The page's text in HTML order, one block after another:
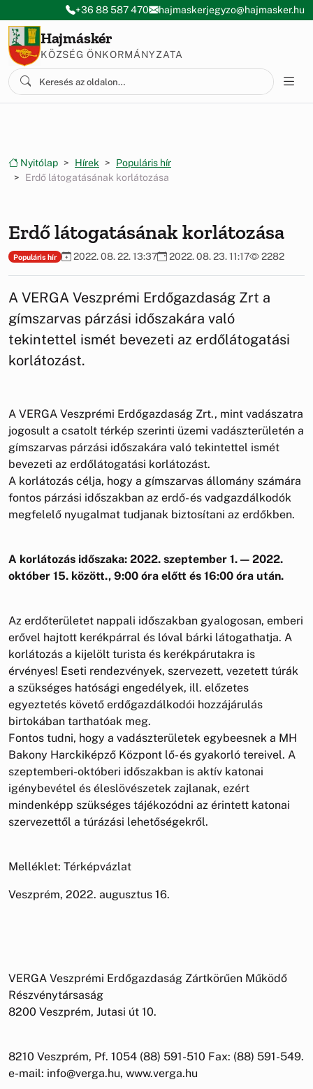
Ugrás a menüre
Ugrás a tartalomra
+36 88 587 470 hajmaskerjegyzo@hajmasker.hu
Hajmáskér
KÖZSÉG ÖNKORMÁNYZATA
Nyitólap Hírek
Populáris hír
Erdő látogatásának korlátozása
Erdő látogatásának korlátozása
Populáris hír 2022. 08. 22. 13:37 2022. 08. 23. 11:17 2282
A VERGA Veszprémi Erdőgazdaság Zrt a
gímszarvas párzási időszakára való
tekintettel ismét bevezeti az erdőlátogatási
korlátozást.
A VERGA Veszprémi Erdőgazdaság Zrt., mint vadászatra
jogosult a csatolt térkép szerinti üzemi vadászterületén a
gímszarvas párzási időszakára való tekintettel ismét
bevezeti az erdőlátogatási korlátozást.
A korlátozás célja, hogy a gímszarvas állomány számára
fontos párzási időszakban az erdő- és vadgazdálkodók
megfelelő nyugalmat tudjanak biztosítani az erdőkben.
A korlátozás időszaka: 2022. szeptember 1. — 2022.
október 15. között., 9:00 óra előtt és 16:00 óra után.
Az erdőterületet nappali időszakban gyalogosan, emberi
erővel hajtott kerékpárral és lóval bárki látogathatja. A
korlátozás a kijelölt turista és kerékpárutakra is
érvényes! Eseti rendezvények, szervezett, vezetett túrák
a szükséges hatósági engedélyek, ill. előzetes
egyeztetés követő erdőgazdálkodói hozzájárulás
birtokában tarthatóak meg.
Fontos tudni, hogy a vadászterületek egybeesnek a MH
Bakony Harckiképző Központ lő- és gyakorló tereivel. A
szeptemberi-októberi időszakban is aktív katonai
igénybevétel és éleslövészetek zajlanak, ezért
mindenképp szükséges tájékozódni az érintett katonai
szervezettől a túrázási lehetőségekről.
Melléklet: Térképvázlat
Veszprém, 2022. augusztus 16.
VERGA Veszprémi Erdőgazdaság Zártkörűen Működő
Részvénytársaság
8200 Veszprém, Jutasi út 10.
8210 Veszprém, Pf. 1054 (88) 591-510 Fax: (88) 591-549.
e-mail: info@verga.hu, www.verga.hu